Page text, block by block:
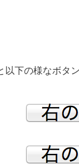
下の様なボタ